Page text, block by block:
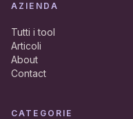
AZIENDA
Tutti i tool
Articoli
About
Contact
CATEGORIE